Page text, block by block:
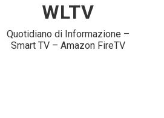
WLTV
Quotidiano di Informazione –
Smart TV – Amazon FireTV